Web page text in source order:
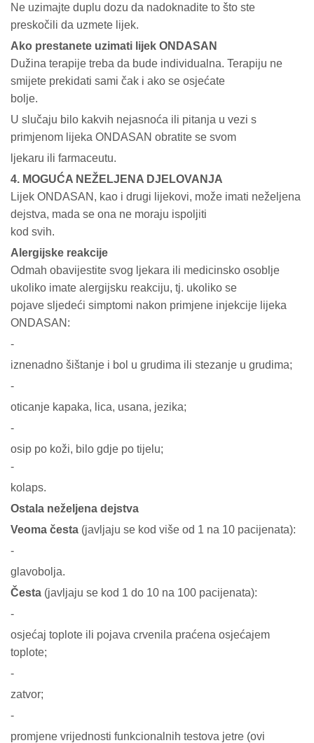
Ne uzimajte duplu dozu da nadoknadite to što ste
preskočili da uzmete lijek.
Ako prestanete uzimati lijek ONDASAN
Dužina terapije treba da bude individualna. Terapiju ne
smijete prekidati sami čak i ako se osjećate
bolje.
U slučaju bilo kakvih nejasnoća ili pitanja u vezi s
primjenom lijeka ONDASAN obratite se svom
ljekaru ili farmaceutu.
4. MOGUĆA NEŽELJENA DJELOVANJA
Lijek ONDASAN, kao i drugi lijekovi, može imati neželjena
dejstva, mada se ona ne moraju ispoljiti
kod svih.
Alergijske reakcije
Odmah obavijestite svog ljekara ili medicinsko osoblje
ukoliko imate alergijsku reakciju, tj. ukoliko se
pojave sljedeći simptomi nakon primjene injekcije lijeka
ONDASAN:
-
iznenadno šištanje i bol u grudima ili stezanje u grudima;
-
oticanje kapaka, lica, usana, jezika;
-
osip po koži, bilo gdje po tijelu;
-
kolaps.
Ostala neželjena dejstva
Veoma česta (javljaju se kod više od 1 na 10 pacijenata):
-
glavobolja.
Česta (javljaju se kod 1 do 10 na 100 pacijenata):
-
osjećaj toplote ili pojava crvenila praćena osjećajem
toplote;
-
zatvor;
-
promjene vrijednosti funkcionalnih testova jetre (ovi